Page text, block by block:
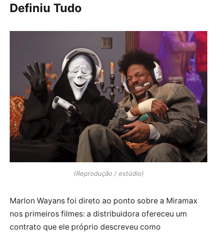
Definiu Tudo
(Reprodução / estúdio)
Marlon Wayans foi direto ao ponto sobre a Miramax
nos primeiros filmes: a distribuidora ofereceu um
contrato que ele próprio descreveu como